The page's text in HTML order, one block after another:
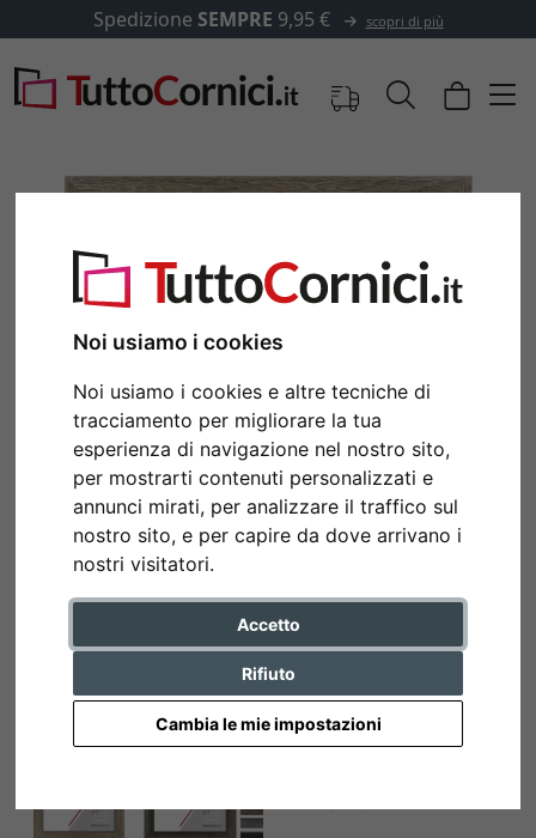
Noi usiamo i cookies
Noi usiamo i cookies e altre tecniche di
tracciamento per migliorare la tua
esperienza di navigazione nel nostro sito,
per mostrarti contenuti personalizzati e
annunci mirati, per analizzare il traffico sul
nostro sito, e per capire da dove arrivano i
nostri visitatori.
Accetto
Rifiuto
Cambia le mie impostazioni
SpedizioneSEMPRE9,95 € scopri di più
Indietro